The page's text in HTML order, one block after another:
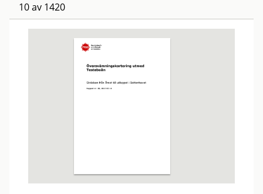
10 av 1420